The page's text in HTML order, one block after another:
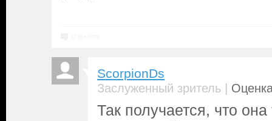
ScorpionDs
Заслуженный зритель |
Так получается, что